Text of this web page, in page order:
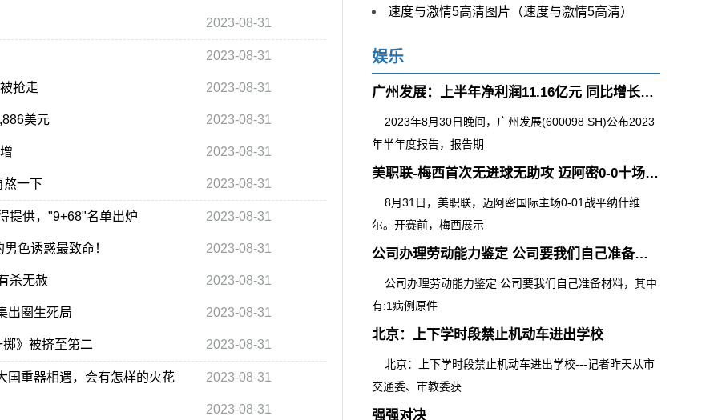
2023-08-31
2023-08-31
抢走 2023-08-31
美元 2023-08-31
2023-08-31
熬一下 2023-08-31
提供，"9+68"名单出炉 2023-08-31
色诱惑最致命！ 2023-08-31
杀无赦 2023-08-31
出圈生死局 2023-08-31
》被挤至第二 2023-08-31
国重器相遇，会有怎样的火花 2023-08-31
2023-08-31
速度与激情5高清图片（速度与激情5高清）
娱乐
广州发展：上半年净利润11.16亿元 同比增长55.32%
2023年8月30日晚间，广州发展(600098 SH)公布2023
年半年度报告，报告期
美职联-梅西首次无进球无助攻 迈阿密0-0十场不败
8月31日，美职联，迈阿密国际主场0-01战平纳什维
尔。开赛前，梅西展示
公司办理劳动能力鉴定 公司要我们自己准备材料，其中有:1病例原件
公司办理劳动能力鉴定 公司要我们自己准备材料，其中
有:1病例原件
北京：上下学时段禁止机动车进出学校
北京：上下学时段禁止机动车进出学校---记者昨天从市
交通委、市教委获
强强对决